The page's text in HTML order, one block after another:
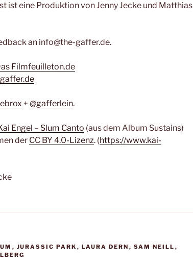
ist eine Produktion von Jenny Jecke und Matthias
an info@the-gaffer.de.
Filmfeuilleton.de
+ @gafferlein.
Engel – Slum Canto (aus dem Album Sustains)
der CC BY 4.0-Lizenz. (https://www.kai-
, JURASSIC PARK , LAURA DERN , SAM NEILL ,